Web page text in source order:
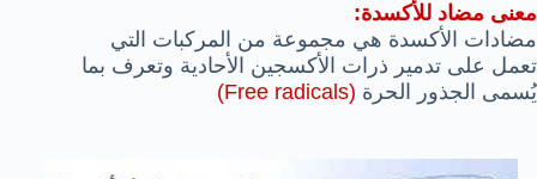
معنى مضاد للأكسدة:
مضادات الأكسدة هي مجموعة من المركبات التي
تعمل على تدمير ذرات الأكسجين الأحادية وتعرف بما
يُسمى الجذور الحرة (Free radicals)